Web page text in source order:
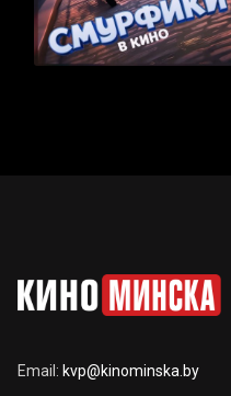
Email: kvp@kinominska.by